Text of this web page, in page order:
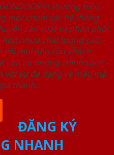
là thương hiệu
một chuỗi các hệ thống
sản xuất và phân phối
nhựa chất lượng cao,
với mọi nhu cầu khách
còn có những chính sách
với sự đa dạng về mẫu mã,
thành.
ĐĂNG KÝ
NHANH